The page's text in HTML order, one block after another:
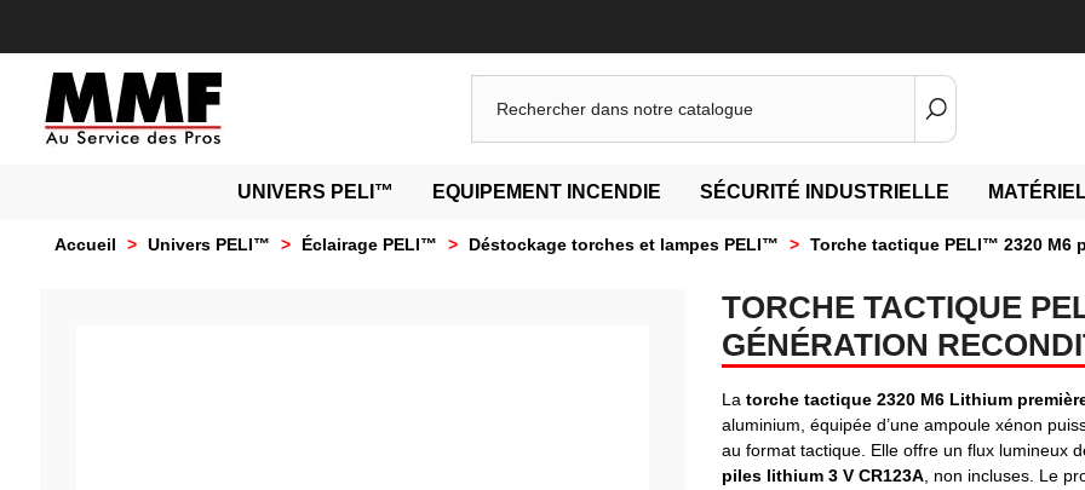
UNIVERS PELI™ EQUIPEMENT INCENDIE SÉCURITÉ INDUSTRIELLE
Accueil > Univers PELI™ > Éclairage PELI™ > Déstockage torches et lampes PELI™ > Torche tactique PELI™ 2320 M6
TORCHE TACTIQUE
GÉNÉRATION
La torche tactique 2320 M6 Lithium
aluminium, équipée d’une ampoule xénon
au format tactique. Elle offre un flux lumineux
piles lithium 3 V CR123A, non incluses. Le